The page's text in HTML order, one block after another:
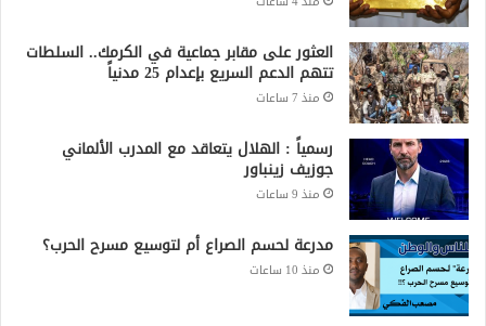
العثور على مقابر جماعية في الكرمك.. السلطات
تتهم الدعم السريع بإعدام 25 مدنياً
منذ 7 ساعات
رسمياً : الهلال يتعاقد مع المدرب الألماني
جوزيف زينباور
منذ 9 ساعات
مدرعة لحسم الصراع أم لتوسيع مسرح الحرب؟
منذ 10 ساعات